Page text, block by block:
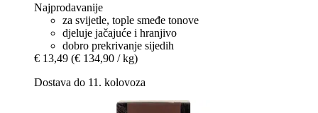
Najprodavanije
za svijetle, tople smeđe tonove
djeluje jačajuće i hranjivo
dobro prekrivanje sijedih
€ 13,49 (€ 134,90 / kg)
Dostava do 11. kolovoza